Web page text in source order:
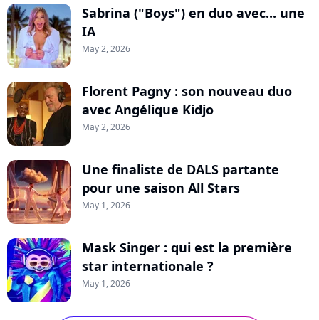
Sabrina ("Boys") en duo avec... une
IA
May 2, 2026
Florent Pagny : son nouveau duo
avec Angélique Kidjo
May 2, 2026
Une finaliste de DALS partante
pour une saison All Stars
May 1, 2026
Mask Singer : qui est la première
star internationale ?
May 1, 2026